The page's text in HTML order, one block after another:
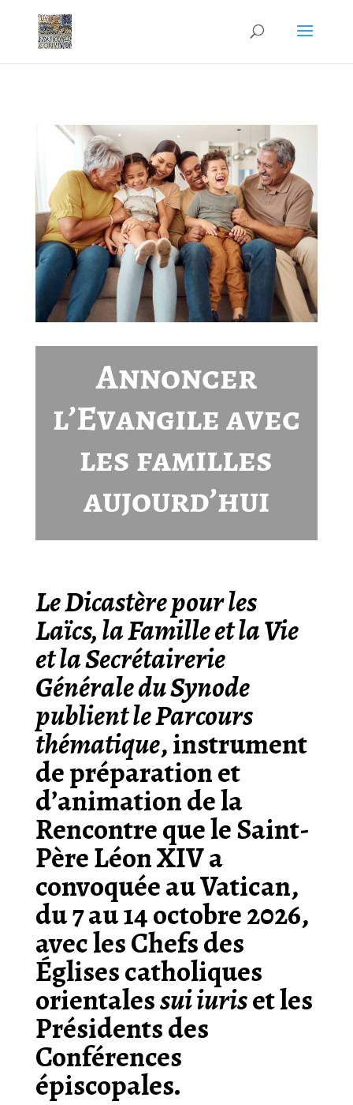
Annoncer
l’Evangile avec
les familles
aujourd’hui
Le Dicastère pour les
Laïcs, la Famille et la Vie
et la Secrétairerie
Générale du Synode
publient leParcours
thématique, instrument
de préparation et
d’animation de la
Rencontre que le Saint-
Père Léon XIV a
convoquée au Vatican,
du 7 au 14 octobre 2026,
avec les Chefs des
Églises catholiques
orientalessui iuriset les
Présidents des
Conférences
épiscopales.